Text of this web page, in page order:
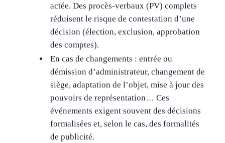
actée. Des procès-verbaux (PV) complets
réduisent le risque de contestation d’une
décision (élection, exclusion, approbation
des comptes).
En cas de changements : entrée ou
démission d’administrateur, changement de
siège, adaptation de l’objet, mise à jour des
pouvoirs de représentation… Ces
événements exigent souvent des décisions
formalisées et, selon le cas, des formalités
de publicité.